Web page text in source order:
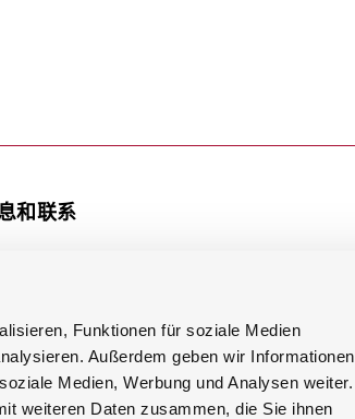
Funktionen für soziale Medien
Außerdem geben wir Informationen
Medien, Werbung und Analysen weiter.
weiteren Daten zusammen, die Sie ihnen
和联系